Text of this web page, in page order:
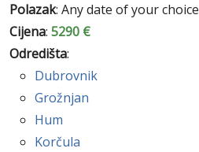
Polazak: Any date of your choice
Cijena: 5290 €
Odredišta:
Dubrovnik
Grožnjan
Hum
Korčula